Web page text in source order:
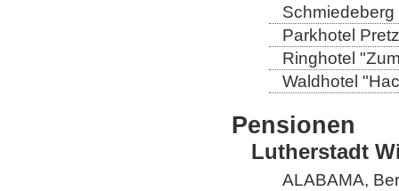
Schmiedeberg
Parkhotel
Ringhotel
Waldhotel
Pensionen
Lutherstadt
ALABAMA,